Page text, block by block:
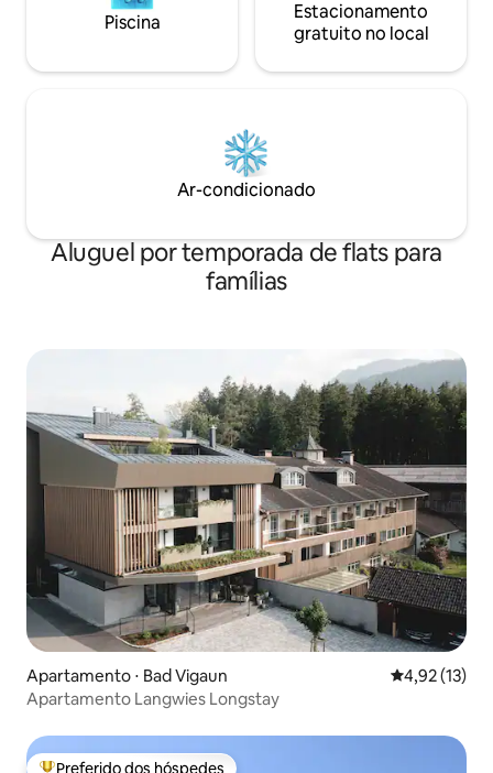
Piscina
Estacionamento
gratuito no local
Ar-condicionado
Aluguel por temporada de flats para
famílias
Apartamento ⋅ Bad Vigaun 4,92 de uma
4,92 (13)
Apartamento Langwies Longstay
Preferido dos hóspedes